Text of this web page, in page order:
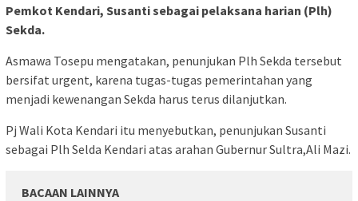
Pemkot Kendari, Susanti sebagai pelaksana harian (Plh)
Sekda.
Asmawa Tosepu mengatakan, penunjukan Plh Sekda tersebut
bersifat urgent, karena tugas-tugas pemerintahan yang
menjadi kewenangan Sekda harus terus dilanjutkan.
Pj Wali Kota Kendari itu menyebutkan, penunjukan Susanti
sebagai Plh Selda Kendari atas arahan Gubernur Sultra,Ali Mazi.
BACAAN LAINNYA